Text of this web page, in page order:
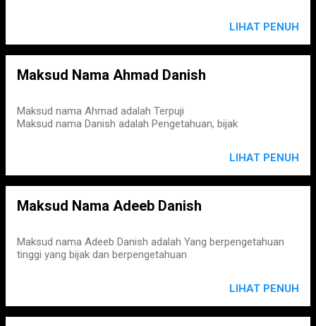
LIHAT PENUH
Maksud Nama Ahmad Danish
Maksud nama Ahmad adalah Terpuji
Maksud nama Danish adalah Pengetahuan, bijak
LIHAT PENUH
Maksud Nama Adeeb Danish
Maksud nama Adeeb Danish adalah Yang berpengetahuan
tinggi yang bijak dan berpengetahuan
LIHAT PENUH